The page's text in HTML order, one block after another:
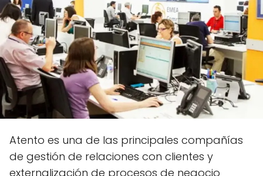
Atento es una de las principales compañías
de gestión de relaciones con clientes y
externalización de procesos de negocio